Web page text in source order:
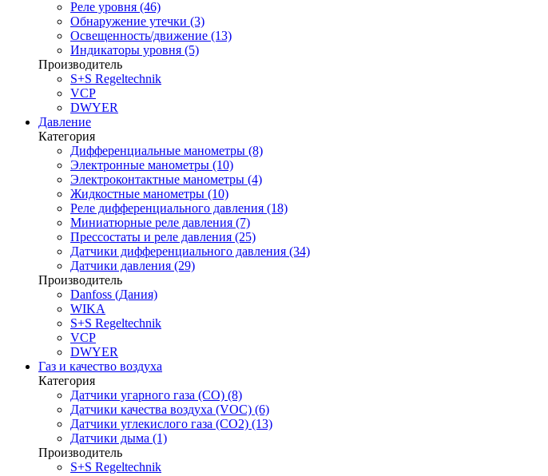
Реле уровня (46)
Обнаружение утечки (3)
Освещенность/движение (13)
Индикаторы уровня (5)
Производитель
S+S Regeltechnik
VCP
DWYER
Давление
Категория
Дифференциальные манометры (8)
Электронные манометры (10)
Электроконтактные манометры (4)
Жидкостные манометры (10)
Реле дифференциального давления (18)
Миниатюрные реле давления (7)
Прессостаты и реле давления (25)
Датчики дифференциального давления (34)
Датчики давления (29)
Производитель
Danfoss (Дания)
WIKA
S+S Regeltechnik
VCP
DWYER
Газ и качество воздуха
Категория
Датчики угарного газа (CO) (8)
Датчики качества воздуха (VOC) (6)
Датчики углекислого газа (CO2) (13)
Датчики дыма (1)
Производитель
S+S Regeltechnik